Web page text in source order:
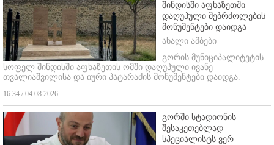
შინდისში აფხაზეთში
დაღუპული მებრძოლების
მონუმენტები დაიდგა
ახალი ამბები
გორის მუნიციპალიტეტის
სოფელ შინდისში აფხაზეთის ომში დაღუპული ივანე
თვალიაშვილისა და იური პატარაძის მონუმენტები დაიდგა.
16:34 / 04.08.2026
გორში სტადიონის
შესაკეთებლად
სპეციალისტს ვერ